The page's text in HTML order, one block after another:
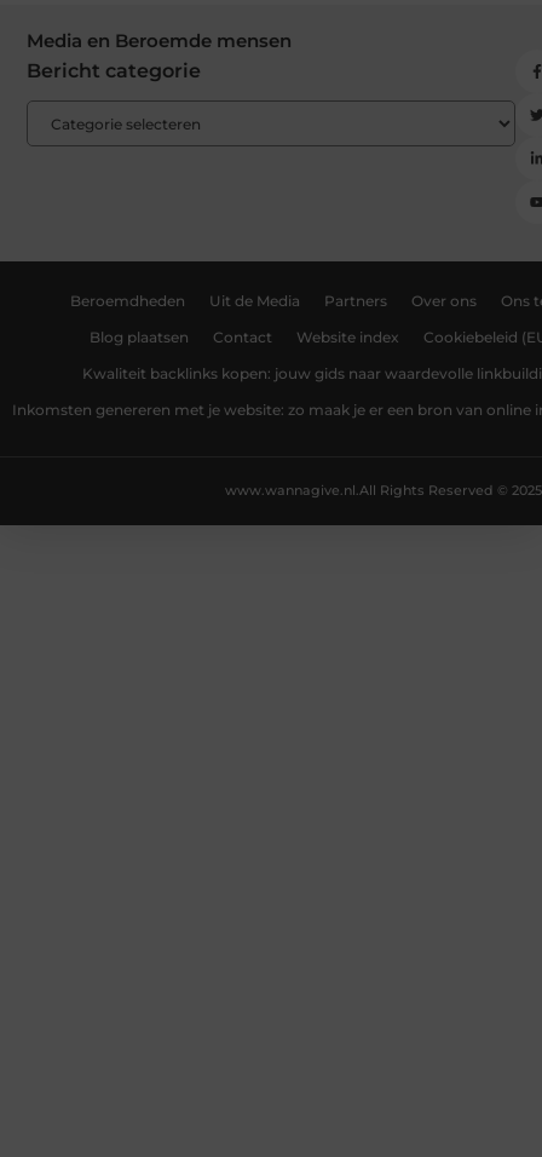
Media en Beroemde mensen
Bericht categorie
Beroemdheden Uit de Media Partners Over ons Ons
Blog plaatsen Contact Website index Cookiebeleid
Kwaliteit backlinks kopen: jouw gids naar waardevolle
Inkomsten genereren met je website: zo maak je er een bron van online
All Rights Reserved © 2025
www.wannagive.nl.